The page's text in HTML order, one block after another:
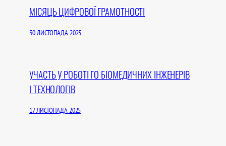
МІСЯЦЬ ЦИФРОВОЇ ГРАМОТНОСТІ
30 ЛИСТОПАДА 2025
УЧАСТЬ У РОБОТІ ГО БІОМЕДИЧНИХ ІНЖЕНЕРІВ
І ТЕХНОЛОГІВ
17 ЛИСТОПАДА 2025